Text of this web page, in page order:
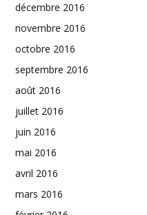
décembre 2016
novembre 2016
octobre 2016
septembre 2016
août 2016
juillet 2016
juin 2016
mai 2016
avril 2016
mars 2016